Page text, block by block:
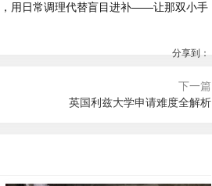
用日常调理代替盲目进补——让那双小手
分享到：
下一篇
英国利兹大学申请难度全解析